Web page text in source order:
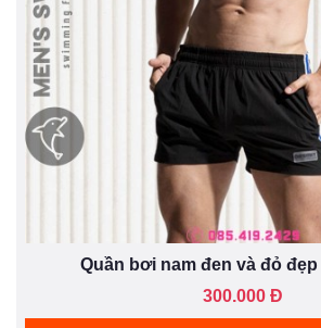
Quần bơi nam đen và đỏ đẹp
300.000 Đ